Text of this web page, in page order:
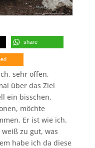
share
sehr offen,
über das Ziel
ein bisschen,
möchte
Er ist wie ich.
zu gut, was
habe ich da diese